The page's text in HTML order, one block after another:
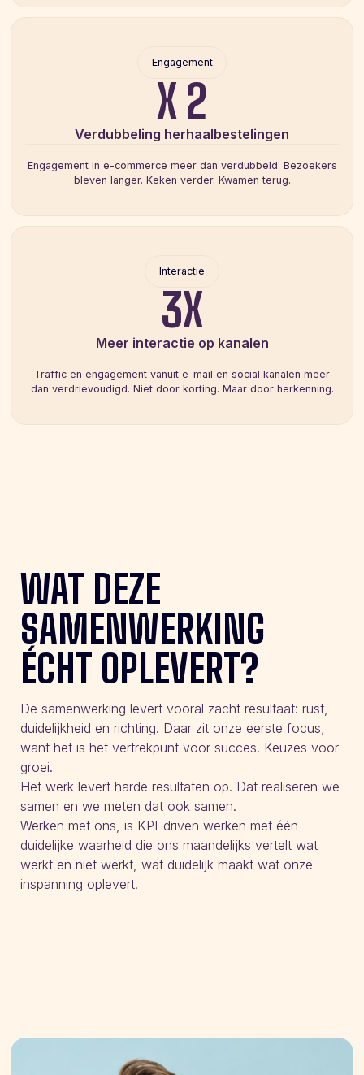
Engagement
X 2
Verdubbeling herhaalbestelingen
Engagement in e-commerce meer dan verdubbeld. Bezoekers
bleven langer. Keken verder. Kwamen terug.
Interactie
3X
Meer interactie op kanalen
Traffic en engagement vanuit e-mail en social kanalen meer
dan verdrievoudigd. Niet door korting. Maar door herkenning.
WAT DEZE
SAMENWERKING
ÉCHT OPLEVERT?
De samenwerking levert vooral zacht resultaat: rust,
duidelijkheid en richting. Daar zit onze eerste focus,
want het is het vertrekpunt voor succes. Keuzes voor
groei.
Het werk levert harde resultaten op. Dat realiseren we
samen en we meten dat ook samen.
Werken met ons, is KPI-driven werken met één
duidelijke waarheid die ons maandelijks vertelt wat
werkt en niet werkt, wat duidelijk maakt wat onze
inspanning oplevert.